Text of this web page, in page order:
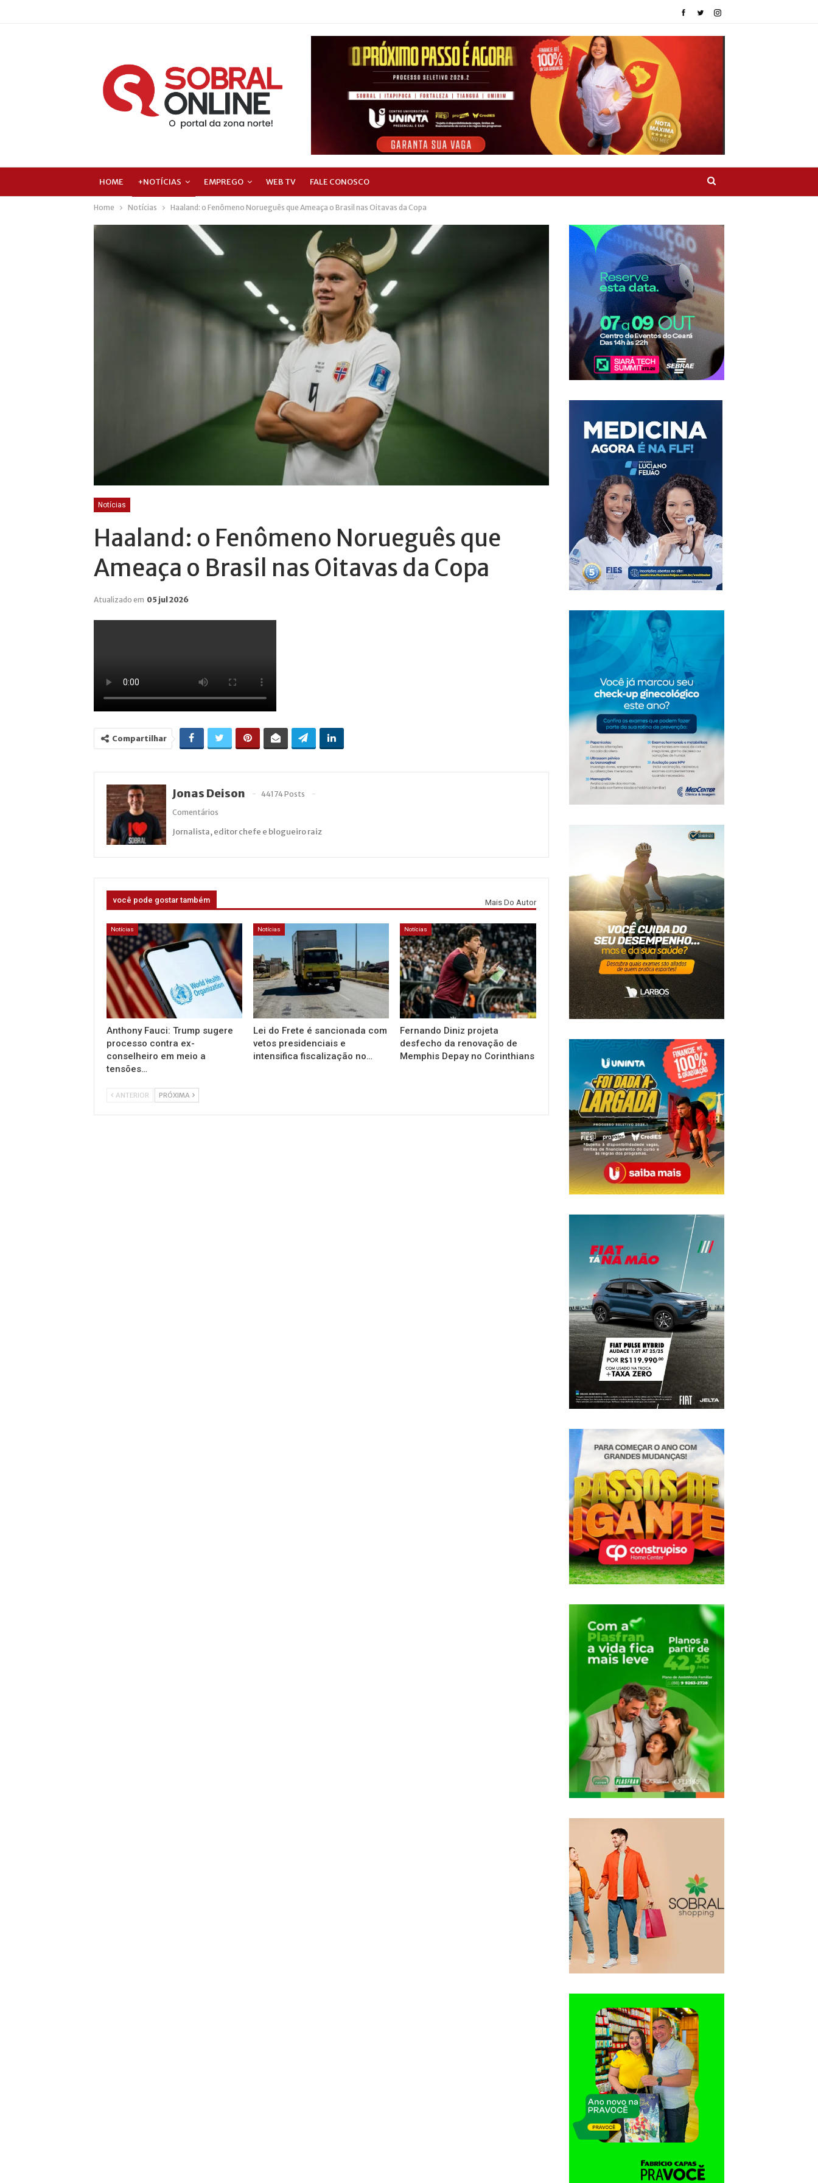
HOME +NOTÍCIAS EMPREGO WEB TV FALE CONOSCO
Home Notícias Haaland: o Fenômeno Norueguês que Ameaça o Brasil nas Oitavas da Copa
Notícias
Haaland: o Fenômeno Norueguês que
Ameaça o Brasil nas Oitavas da Copa
Atualizado em 05 jul 2026
Compartilhar
Jonas Deison
44174 Posts
Comentários
Jornalista, editor chefe e blogueiro raiz
você pode gostar também Mais Do Autor
Notícias
Anthony Fauci: Trump sugere
processo contra ex-
conselheiro em meio a
tensões…
Notícias
Lei do Frete é sancionada com
vetos presidenciais e
intensifica fiscalização no…
Notícias
Fernando Diniz projeta
desfecho da renovação de
Memphis Depay no Corinthians
ANTERIOR PRÓXIMA